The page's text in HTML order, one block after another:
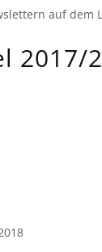
auf dem
2017/